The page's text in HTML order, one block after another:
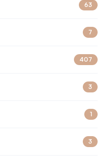
63
7
407
3
1
3